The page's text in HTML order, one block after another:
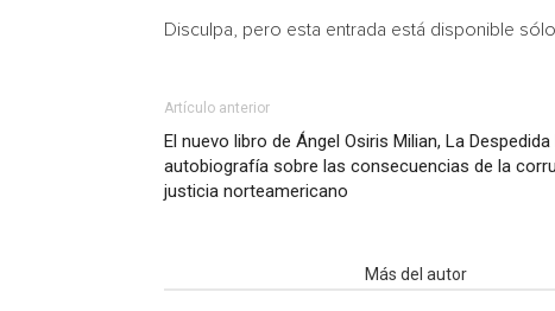
Disculpa, pero esta entrada está disponible
Artículo anterior
El nuevo libro de Ángel Osiris Milian, La
autobiografía sobre las consecuencias de la
justicia norteamericano
Más del autor